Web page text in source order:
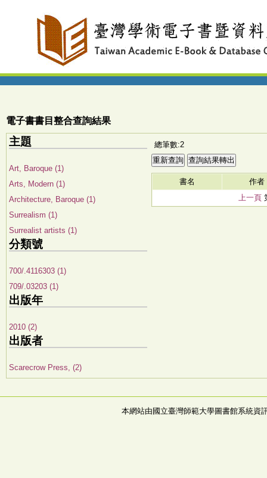
電子書書目整合查詢結果
主題
Art, Baroque (1)
Arts, Modern (1)
Architecture, Baroque (1)
Surrealism (1)
Surrealist artists (1)
分類號
700/.4116303 (1)
709/.03203 (1)
出版年
2010 (2)
出版者
Scarecrow Press, (2)
總筆數:2
書名
作者
上一頁
本網站由國立臺灣師範大學圖書館系統資